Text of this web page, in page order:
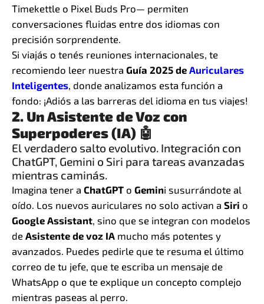
Timekettle o Pixel Buds Pro— permiten
conversaciones fluidas entre dos idiomas con
precisión sorprendente.
Si viajás o tenés reuniones internacionales, te
recomiendo leer nuestra Guía 2025 de Auriculares
Inteligentes, donde analizamos esta función a
fondo: ¡Adiós a las barreras del idioma en tus viajes!
2. Un Asistente de Voz con
Superpoderes (IA) 🤖
El verdadero salto evolutivo. Integración con
ChatGPT, Gemini o Siri para tareas avanzadas
mientras caminás.
Imagina tener a ChatGPT o Gemini susurrándote al
oído. Los nuevos auriculares no solo activan a Siri o
Google Assistant, sino que se integran con modelos
de Asistente de voz IA mucho más potentes y
avanzados. Puedes pedirle que te resuma el último
correo de tu jefe, que te escriba un mensaje de
WhatsApp o que te explique un concepto complejo
mientras paseas al perro.